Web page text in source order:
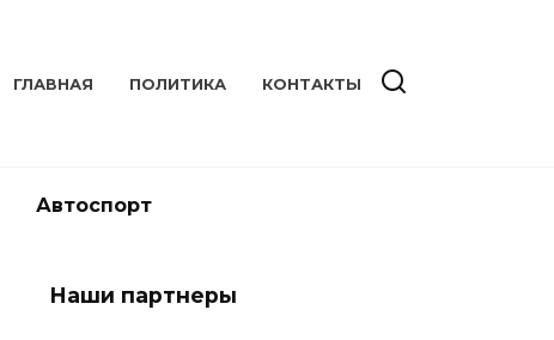
ГЛАВНАЯ ПОЛИТИКА КОНТАКТЫ
Автоспорт
Наши партнеры